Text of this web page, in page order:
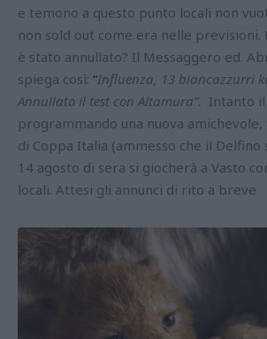
e temono a questo punto locali non
non sold out come era nelle
è stato annullato? Il Messaggero ed.
spiega così: “Influenza, 13 biancazzurri
Annullato il test con Altamura”. Intanto il
programmando una nuova
di Coppa Italia (ammesso che il
14 agosto di sera si giocherà a Vasto
locali. Attesi gli annunci di rito a breve